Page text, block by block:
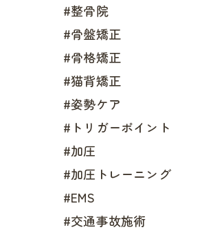
#整骨院
#骨盤矯正
#骨格矯正
#猫背矯正
#姿勢ケア
#トリガーポイント
#加圧
#加圧トレーニング
#EMS
#交通事故施術